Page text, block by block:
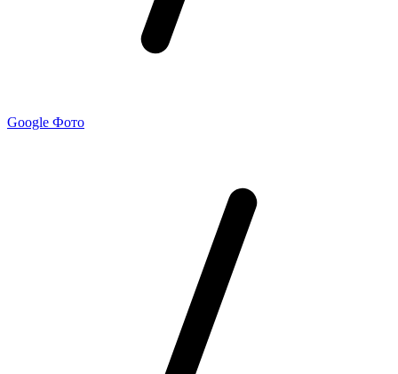
Google Фото